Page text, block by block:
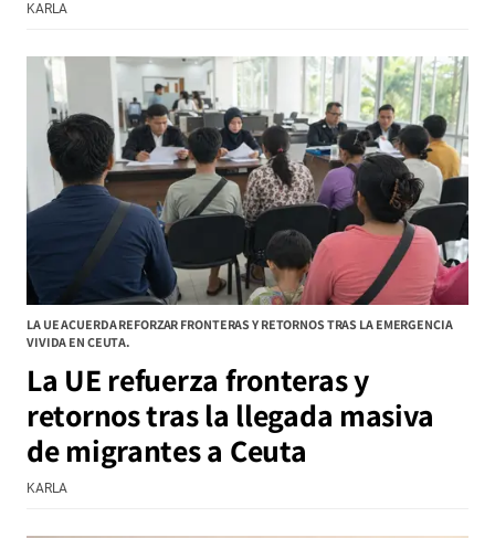
KARLA
LA UE ACUERDA REFORZAR FRONTERAS Y RETORNOS TRAS LA EMERGENCIA
VIVIDA EN CEUTA.
La UE refuerza fronteras y
retornos tras la llegada masiva
de migrantes a Ceuta
KARLA